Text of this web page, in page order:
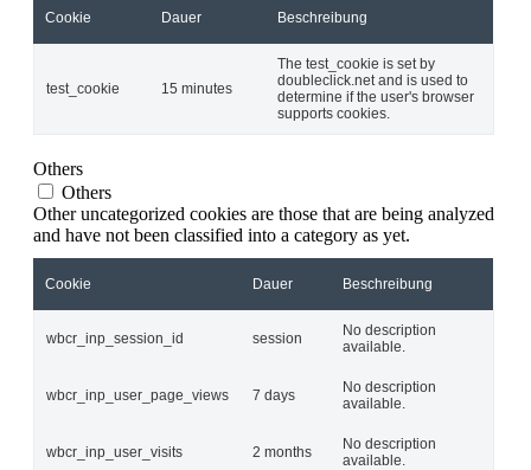
Cookie Dauer Beschreibung
test_cookie 15 minutes
The test_cookie is set by
doubleclick.net and is used to
determine if the user's browser
supports cookies.
Others
Others
Other uncategorized cookies are those that are being analyzed
and have not been classified into a category as yet.
Cookie Dauer Beschreibung
wbcr_inp_session_id session
No description
available.
wbcr_inp_user_page_views 7 days
No description
available.
wbcr_inp_user_visits 2 months
No description
available.